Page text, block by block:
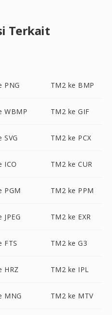
Terkait
PNG TM2 ke BMP
WBMP TM2 ke GIF
SVG TM2 ke PCX
ICO TM2 ke CUR
PGM TM2 ke PPM
JPEG TM2 ke EXR
FTS TM2 ke G3
HRZ TM2 ke IPL
MNG TM2 ke MTV